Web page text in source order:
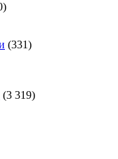
(331)
(3 319)